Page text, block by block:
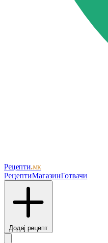
Рецепти.мк
РецептиМагазинГотвачи
Додај рецепт